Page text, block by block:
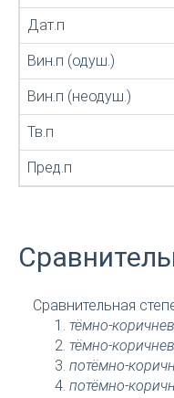
Дат.п
Вин.п (одуш.)
Вин.п (неодуш.)
Тв.п
Пред.п
Сравнительная
тёмно-
тёмно-
потёмно-
потёмно-